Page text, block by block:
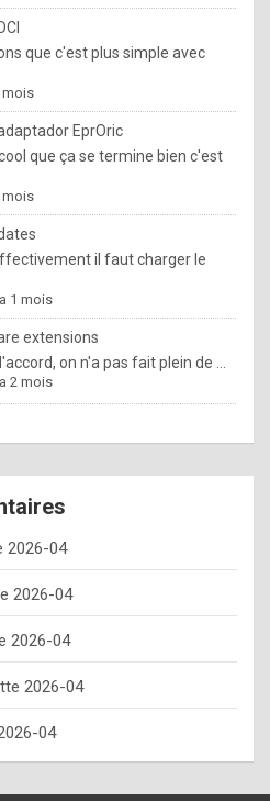
a
n
t
o
n
o
w
h
o
w
o
e
y
o
u
s
h
o
que c'est plus simple avec
mois
EprOric
que ça se termine bien c'est
mois
il faut charger le
1 mois
extensions
on n'a pas fait plein de ...
2 mois
2026-04
2026-04
2026-04
2026-04
04